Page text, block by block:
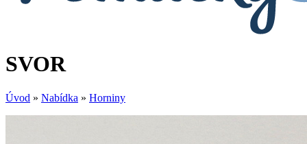
SVOR
Úvod » Nabídka » Horniny